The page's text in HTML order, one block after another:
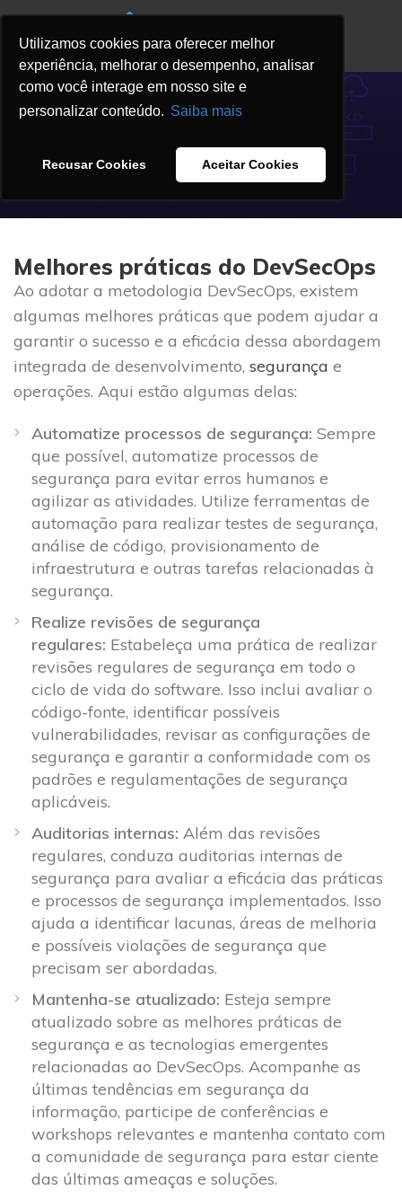
Utilizamos cookies para oferecer melhor
experiência, melhorar o desempenho, analisar
como você interage em nosso site e
personalizar conteúdo. Saiba mais
Recusar Cookies Aceitar Cookies
DevSecOps
Melhores práticas do DevSecOps
Ao adotar a metodologia DevSecOps, existem
algumas melhores práticas que podem ajudar a
garantir o sucesso e a eficácia dessa abordagem
integrada de desenvolvimento, segurança e
operações. Aqui estão algumas delas:
Automatize processos de segurança: Sempre
que possível, automatize processos de
segurança para evitar erros humanos e
agilizar as atividades. Utilize ferramentas de
automação para realizar testes de segurança,
análise de código, provisionamento de
infraestrutura e outras tarefas relacionadas à
segurança.
Realize revisões de segurança
regulares: Estabeleça uma prática de realizar
revisões regulares de segurança em todo o
ciclo de vida do software. Isso inclui avaliar o
código-fonte, identificar possíveis
vulnerabilidades, revisar as configurações de
segurança e garantir a conformidade com os
padrões e regulamentações de segurança
aplicáveis.
Auditorias internas: Além das revisões
regulares, conduza auditorias internas de
segurança para avaliar a eficácia das práticas
e processos de segurança implementados. Isso
ajuda a identificar lacunas, áreas de melhoria
e possíveis violações de segurança que
precisam ser abordadas.
Mantenha-se atualizado: Esteja sempre
atualizado sobre as melhores práticas de
segurança e as tecnologias emergentes
relacionadas ao DevSecOps. Acompanhe as
últimas tendências em segurança da
informação, participe de conferências e
workshops relevantes e mantenha contato com
a comunidade de segurança para estar ciente
das últimas ameaças e soluções.